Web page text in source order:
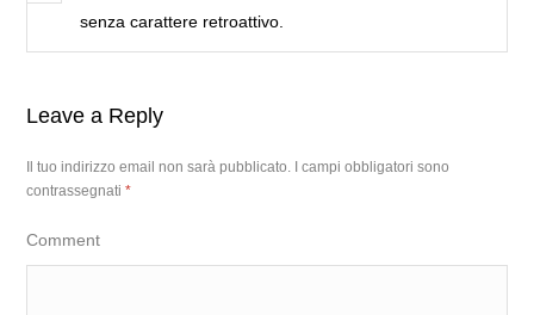
senza carattere retroattivo.
Leave a Reply
Il tuo indirizzo email non sarà pubblicato.
I campi obbligatori sono
contrassegnati*
Comment